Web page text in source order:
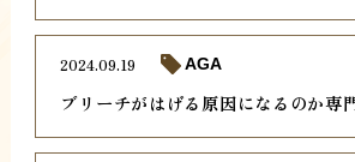
ブリーチがはげる原因になるのか専
2024.09.19 AGA